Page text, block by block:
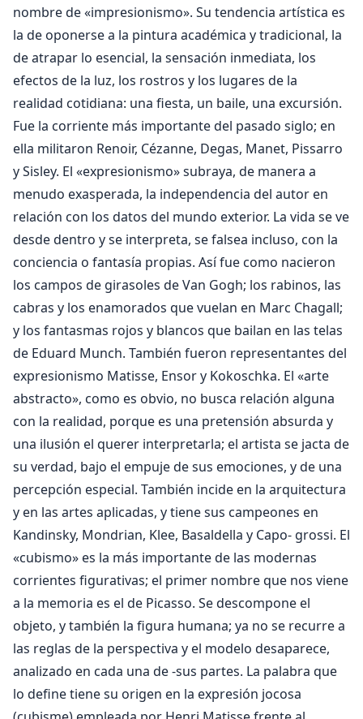
nombre de «impresionismo». Su tendencia artística es
la de oponerse a la pintura académica y tradicional, la
de atrapar lo esencial, la sensación inmediata, los
efectos de la luz, los rostros y los lugares de la
realidad cotidiana: una fiesta, un baile, una excursión.
Fue la corriente más importante del pasado siglo; en
ella militaron Renoir, Cézanne, Degas, Manet, Pissarro
y Sisley. El «expresionismo» subraya, de manera a
menudo exasperada, la independencia del autor en
relación con los datos del mundo exterior. La vida se ve
desde dentro y se interpreta, se falsea incluso, con la
conciencia o fantasía propias. Así fue como nacieron
los campos de girasoles de Van Gogh; los rabinos, las
cabras y los enamorados que vuelan en Marc Chagall;
y los fantasmas rojos y blancos que bailan en las telas
de Eduard Munch. También fueron representantes del
expresionismo Matisse, Ensor y Kokoschka. El «arte
abstracto», como es obvio, no busca relación alguna
con la realidad, porque es una pretensión absurda y
una ilusión el querer interpretarla; el artista se jacta de
su verdad, bajo el empuje de sus emociones, y de una
percepción especial. También incide en la arquitectura
y en las artes aplicadas, y tiene sus campeones en
Kandinsky, Mondrian, Klee, Basaldella y Capo- grossi. El
«cubismo» es la más importante de las modernas
corrientes figurativas; el primer nombre que nos viene
a la memoria es el de Picasso. Se descompone el
objeto, y también la figura humana; ya no se recurre a
las reglas de la perspectiva y el modelo desaparece,
analizado en cada una de -sus partes. La palabra que
lo define tiene su origen en la expresión jocosa